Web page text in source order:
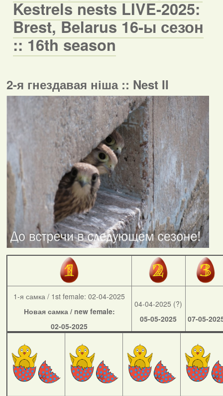
Kestrels nests LIVE-2025:
Brest, Belarus 16-ы сезон
:: 16th season
2-я гнездавая ніша :: Nest II
1-я самка / 1st female: 02-04-2025
Новая самка / new female:
02-05-2025
04-04-2025 (?)
05-05-2025
07-05-